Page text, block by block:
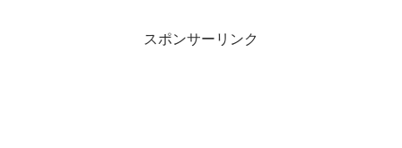
スポンサーリンク